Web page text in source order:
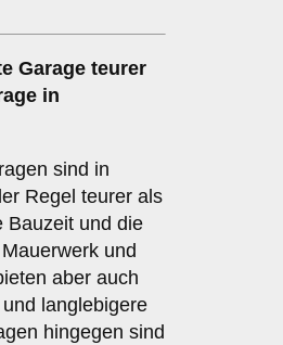
Garage teurer
in
sind in
Regel teurer als
Bauzeit und die
und
aber auch
langlebigere
hingegen sind